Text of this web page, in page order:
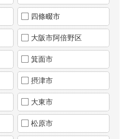
四條畷市
大阪市阿倍野区
箕面市
摂津市
大東市
松原市